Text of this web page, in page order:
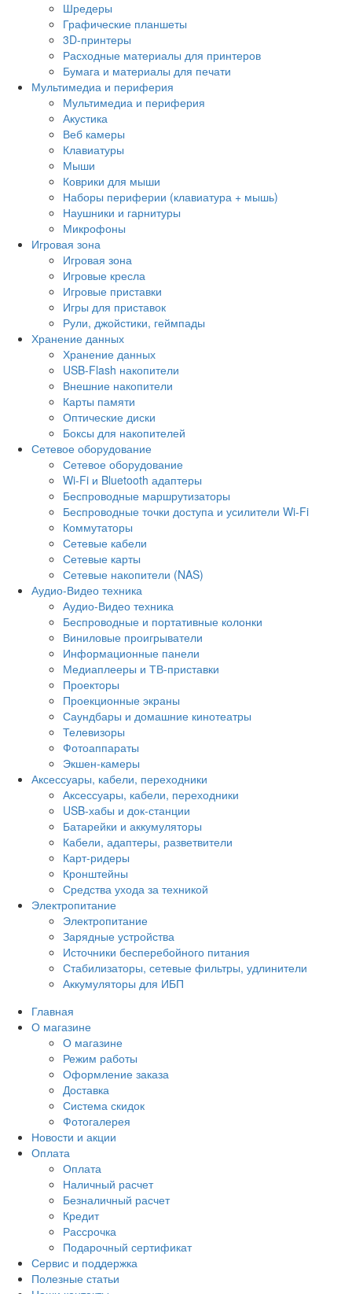
Шредеры
Графические планшеты
3D-принтеры
Расходные материалы для принтеров
Бумага и материалы для печати
Мультимедиа и периферия
Мультимедиа и периферия
Акустика
Веб камеры
Клавиатуры
Мыши
Коврики для мыши
Наборы периферии (клавиатура + мышь)
Наушники и гарнитуры
Микрофоны
Игровая зона
Игровая зона
Игровые кресла
Игровые приставки
Игры для приставок
Рули, джойстики, геймпады
Хранение данных
Хранение данных
USB-Flash накопители
Внешние накопители
Карты памяти
Оптические диски
Боксы для накопителей
Сетевое оборудование
Сетевое оборудование
Wi-Fi и Bluetooth адаптеры
Беспроводные маршрутизаторы
Беспроводные точки доступа и усилители Wi-Fi
Коммутаторы
Сетевые кабели
Сетевые карты
Сетевые накопители (NAS)
Аудио-Видео техника
Аудио-Видео техника
Беспроводные и портативные колонки
Виниловые проигрыватели
Информационные панели
Медиаплееры и ТВ-приставки
Проекторы
Проекционные экраны
Саундбары и домашние кинотеатры
Телевизоры
Фотоаппараты
Экшен-камеры
Аксессуары, кабели, переходники
Аксессуары, кабели, переходники
USB-хабы и док-станции
Батарейки и аккумуляторы
Кабели, адаптеры, разветвители
Карт-ридеры
Кронштейны
Средства ухода за техникой
Электропитание
Электропитание
Зарядные устройства
Источники бесперебойного питания
Стабилизаторы, сетевые фильтры, удлинители
Аккумуляторы для ИБП
Главная
О магазине
О магазине
Режим работы
Оформление заказа
Доставка
Система скидок
Фотогалерея
Новости и акции
Оплата
Оплата
Наличный расчет
Безналичный расчет
Кредит
Рассрочка
Подарочный сертификат
Сервис и поддержка
Полезные статьи